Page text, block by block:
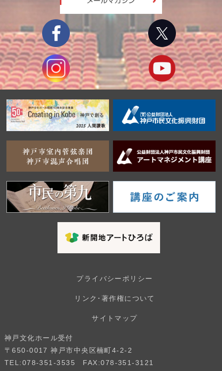
プライバシーポリシー
リンク･著作権について
サイトマップ
神戸文化ホール受付
〒650-0017 神戸市中央区楠町4-2-2
TEL:078-351-3535 FAX:078-351-3121